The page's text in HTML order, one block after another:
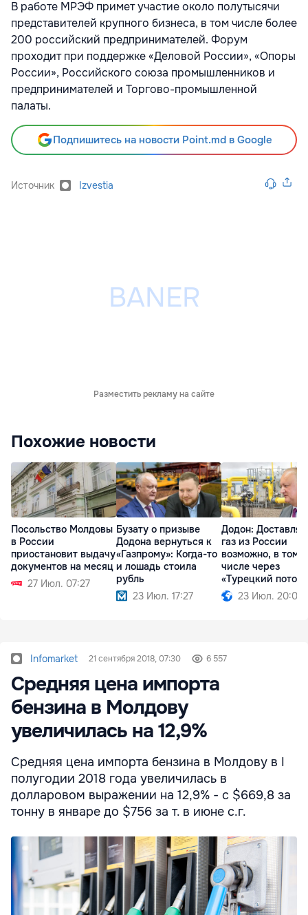
В работе МРЭФ примет участие около полутысячи
представителей крупного бизнеса, в том числе более
200 российский предпринимателей. Форум
проходит при поддержке «Деловой России», «Опоры
России», Российского союза промышленников и
предпринимателей и Торгово-промышленной
палаты.
Подпишитесь на новости Point.md в Google
Источник Izvestia
Разместить рекламу на сайте
Похожие новости
Посольство Молдовы
в России
приостановит выдачу
документов на месяц
27 Июл. 07:27
Бузату о призыве
Додона вернуться к
«Газпрому»: Когда-то
и лошадь стоила
рубль
23 Июл. 17:27
Додон:
газ из России
возможно, в том
числе через
«Турецкий поток»
23 Июл. 20:09
Infomarket 21 сентября 2018, 07:30 6 557
Средняя цена импорта
бензина в Молдову
увеличилась на 12,9%
Средняя цена импорта бензина в Молдову в I
полугодии 2018 года увеличилась в
долларовом выражении на 12,9% - с $669,8 за
тонну в январе до $756 за т. в июне с.г.